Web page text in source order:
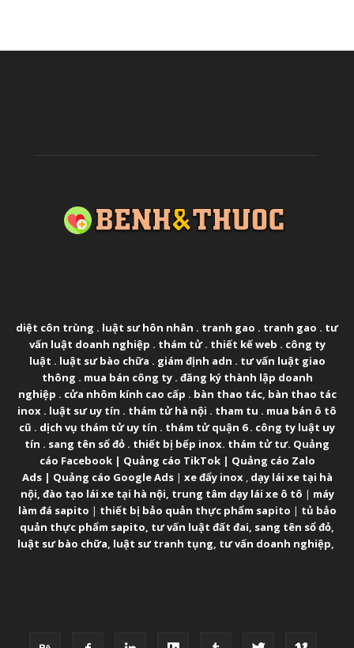
diệt côn trùng . luật sư hôn nhân . tranh gao . tranh gao . tư
vấn luật doanh nghiệp . thám tử. thiết kế web . công ty
luật . luật sư bào chữa . giám định adn . tư vấn luật giao
thông . mua bán công ty. đăng ký thành lập doanh
nghiệp . cửa nhôm kính cao cấp . bàn thao tác, bàn thao tác
inox . luật sư uy tín . thám tử hà nội . tham tu . mua bán ô tô
cũ . dịch vụ thám tử uy tín . thám tử quận 6. công ty luật uy
tín . sang tên sổ đỏ . thiết bị bếp inox. thám tử tư. Quảng
cáo Facebook| Quảng cáo TikTok| Quảng cáo Zalo
Ads| Quảng cáo Google Ads| xe đẩy inox, dạy lái xe tại hà
nội, đào tạo lái xe tại hà nội, trung tâm dạy lái xe ô tô | máy
làm đá sapito | thiết bị bảo quản thực phẩm sapito | tủ bảo
quản thực phẩm sapito, tư vấn luật đất đai, sang tên sổ đỏ,
luật sư bào chữa, luật sư tranh tụng, tư vấn doanh nghiệp,